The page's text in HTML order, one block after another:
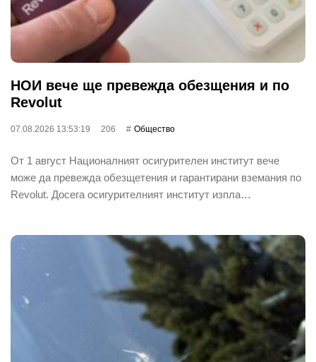
НОИ вече ще превежда обезщения и по
Revolut
07.08.2026 13:53:19 206 Общество
От 1 август Националният осигурителен институт вече
може да превежда обезщетения и гарантирани вземания по
Revolut. Досега осигурителният институт изпла…